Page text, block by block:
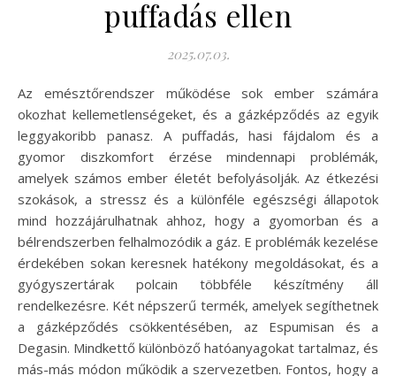
puffadás ellen
2025.07.03.
Az emésztőrendszer működése sok ember számára
okozhat kellemetlenségeket, és a gázképződés az egyik
leggyakoribb panasz. A puffadás, hasi fájdalom és a
gyomor diszkomfort érzése mindennapi problémák,
amelyek számos ember életét befolyásolják. Az étkezési
szokások, a stressz és a különféle egészségi állapotok
mind hozzájárulhatnak ahhoz, hogy a gyomorban és a
bélrendszerben felhalmozódik a gáz. E problémák kezelése
érdekében sokan keresnek hatékony megoldásokat, és a
gyógyszertárak polcain többféle készítmény áll
rendelkezésre. Két népszerű termék, amelyek segíthetnek
a gázképződés csökkentésében, az Espumisan és a
Degasin. Mindkettő különböző hatóanyagokat tartalmaz, és
más-más módon működik a szervezetben. Fontos, hogy a